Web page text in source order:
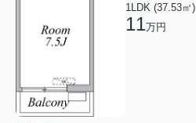
1LDK (37.53㎡)
11万円